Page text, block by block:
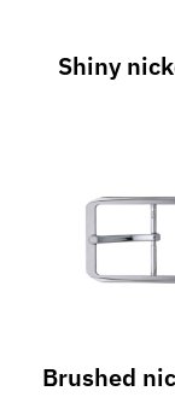
Shiny
Brushed